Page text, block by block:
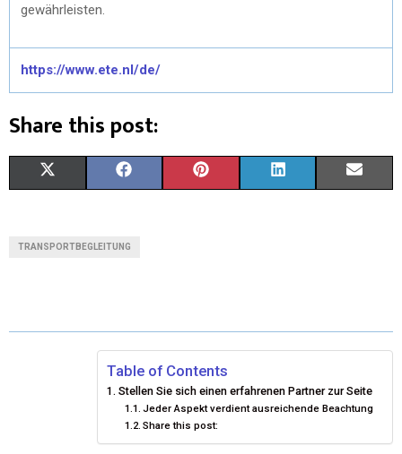
gewährleisten.
https://www.ete.nl/de/
Share this post:
T O
O
K
R
E
S
T
D
N
TRANSPORTBEGLEITUNG
Table of Contents
Stellen Sie sich einen erfahrenen Partner zur Seite
Jeder Aspekt verdient ausreichende Beachtung
Share this post: